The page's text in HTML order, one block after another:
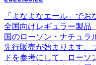
「よなよなエール」でお
全国向けレギュラー製品
国のローソン・ナチュラ
先行販売が始まります。
ドを参考にして、ローソ